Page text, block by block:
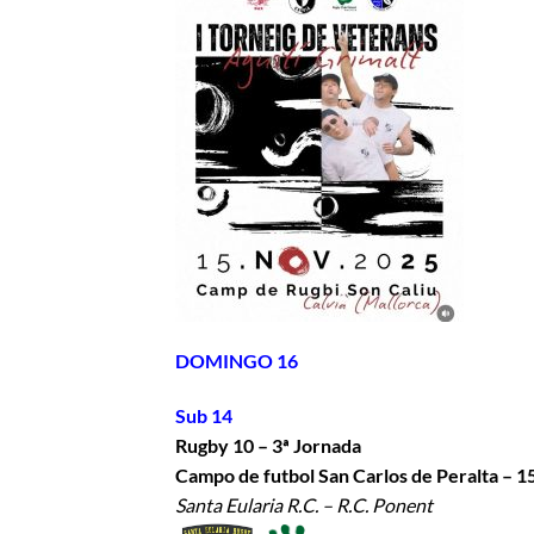
DOMINGO 16
Sub 14
Rugby 10 – 3ª Jornada
Campo de futbol San Carlos de Peralta –
Santa Eularia R.C. – R.C. Ponent